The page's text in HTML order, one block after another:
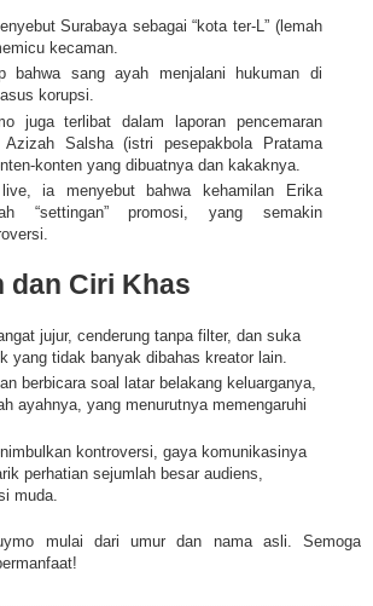
Surabaya sebagai “kota ter-L” (lemah
kecaman.
bahwa sang ayah menjalani hukuman di
korupsi.
juga terlibat dalam laporan pencemaran
Salsha (istri pesepakbola Pratama
konten yang dibuatnya dan kakaknya.
ia menyebut bahwa kehamilan Erika
“settingan” promosi, yang semakin
dan Ciri Khas
jujur, cenderung tanpa filter, dan suka
yang tidak banyak dibahas kreator lain.
berbicara soal latar belakang keluarganya,
ayahnya, yang menurutnya memengaruhi
kontroversi, gaya komunikasinya
perhatian sejumlah besar audiens,
muda.
mulai dari umur dan nama asli. Semoga